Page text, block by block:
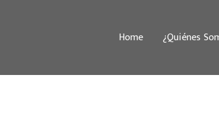
Home ¿Quiénes